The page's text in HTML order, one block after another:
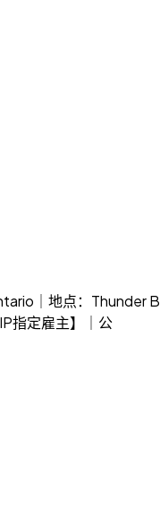
｜地点：Thunder
指定雇主】｜公